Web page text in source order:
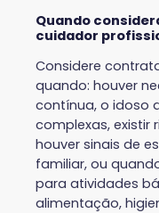
Quando
cuidador
Considere
quando: houver
contínua, o idoso
complexas, existir
houver sinais de
familiar, ou
para atividades
alimentação,